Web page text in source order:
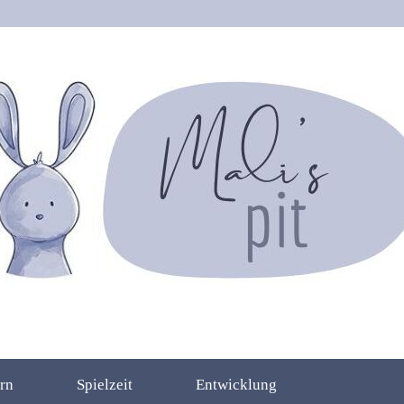
Spielzeit Entwicklung